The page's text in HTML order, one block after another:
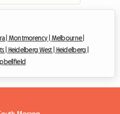
| Montmorency | Melbourne |
| Heidelberg West |
Heidelberg |